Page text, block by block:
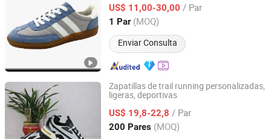
US$ 11,00-30,00 / Par
1 Par (MOQ)
Enviar Consulta
Fujian, China Desde 2017
Zapatillas de trail running personalizadas,
ligeras, deportivas
US$ 19,8-22,8 / Par
200 Pares (MOQ)
Fujian Putian Huamin Import and Export Co., Ltd
Fujian, China Desde 2020